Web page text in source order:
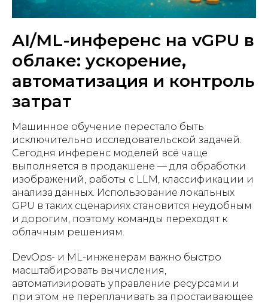
AI/ML-инференс на vGPU в
облаке: ускорение,
автоматизация и контроль
затрат
Машинное обучение перестало быть
исключительно исследовательской задачей.
Сегодня инференс моделей всё чаще
выполняется в продакшене — для обработки
изображений, работы с LLM, классификации и
анализа данных. Использование локальных
GPU в таких сценариях становится неудобным
и дорогим, поэтому команды переходят к
облачным решениям.
DevOps- и ML-инженерам важно быстро
масштабировать вычисления,
автоматизировать управление ресурсами и
при этом не переплачивать за простаивающее